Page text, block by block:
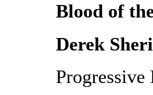
Blood of
Derek
Progressive